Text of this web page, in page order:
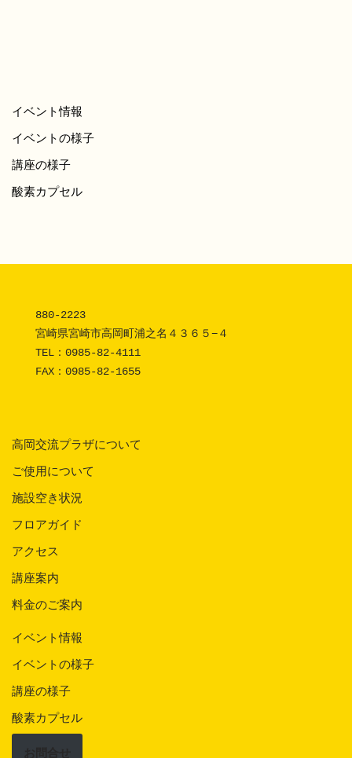
イベント情報
イベントの様子
講座の様子
酸素カプセル
880-2223
宮崎県宮崎市高岡町浦之名４３６５−４
TEL： 0985-82-4111
FAX：0985-82-1655
高岡交流プラザについて
ご使用について
施設空き状況
フロアガイド
アクセス
講座案内
料金のご案内
イベント情報
イベントの様子
講座の様子
酸素カプセル